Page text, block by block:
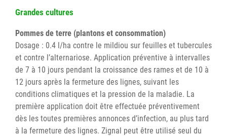
Grandes cultures
Pommes de terre (plantons et consommation)
Dosage : 0.4 l/ha contre le mildiou sur feuilles et tubercules
et contre l’alternariose. Application préventive à intervalles
de 7 à 10 jours pendant la croissance des rames et de 10 à
12 jours après la fermeture des lignes, suivant les
conditions climatiques et la pression de la maladie. La
première application doit être effectuée préventivement
dès les toutes premières annonces d’infection, au plus tard
à la fermeture des lignes. Zignal peut être utilisé seul du